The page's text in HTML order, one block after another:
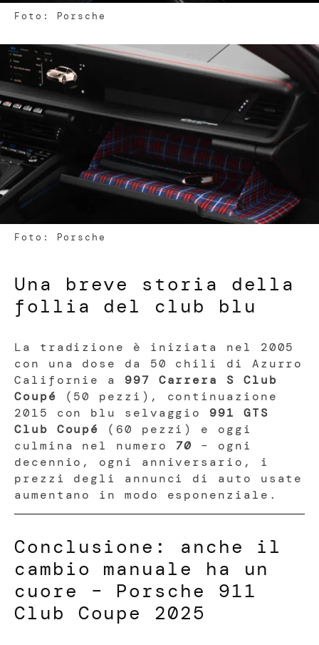
Foto: Porsche
Foto: Porsche
Una breve storia della
follia del club blu
La tradizione è iniziata nel 2005
con una dose da 50 chili di Azurro
Californie a 997 Carrera S Club
Coupé (50 pezzi), continuazione
2015 con blu selvaggio 991 GTS
Club Coupé
(60 pezzi) e oggi
culmina nel numero 70
– ogni
decennio, ogni anniversario, i
prezzi degli annunci di auto usate
aumentano in modo esponenziale.
Conclusione: anche il
cambio manuale ha un
cuore – Porsche 911
Club Coupe 2025